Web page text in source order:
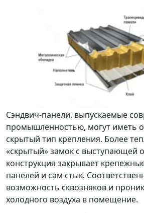
Сэндвич-панели, выпускаемые
промышленностью, могут иметь
скрытый тип крепления. Более
«скрытый» замок с выступающей
конструкция закрывает
панелей и сам стык.
возможность сквозняков и
холодного воздуха в помещение.